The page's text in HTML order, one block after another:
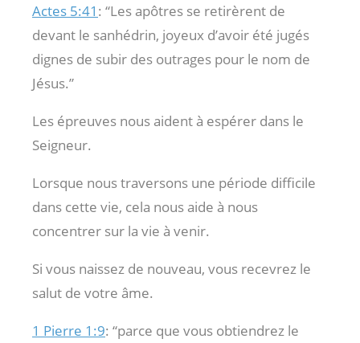
Actes 5:41 : “Les apôtres se retirèrent de
devant le sanhédrin, joyeux d’avoir été jugés
dignes de subir des outrages pour le nom de
Jésus.”
Les épreuves nous aident à espérer dans le
Seigneur.
Lorsque nous traversons une période difficile
dans cette vie, cela nous aide à nous
concentrer sur la vie à venir.
Si vous naissez de nouveau, vous recevrez le
salut de votre âme.
1 Pierre 1:9: “parce que vous obtiendrez le